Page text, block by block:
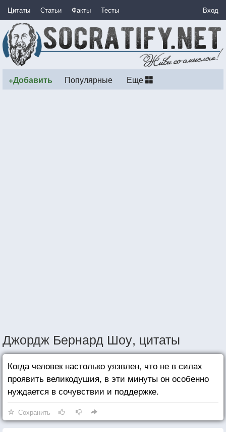
Цитаты Статьи Факты Тесты Вход
+Добавить Популярные Еще
Джордж Бернард Шоу, цитаты
Когда человек настолько уязвлен, что не в силах
проявить великодушия, в эти минуты он особенно
нуждается в сочувствии и поддержке.
Сохранить